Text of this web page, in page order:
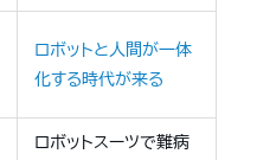
ロボットと人間が一体
化する時代が来る
ロボットスーツで難病